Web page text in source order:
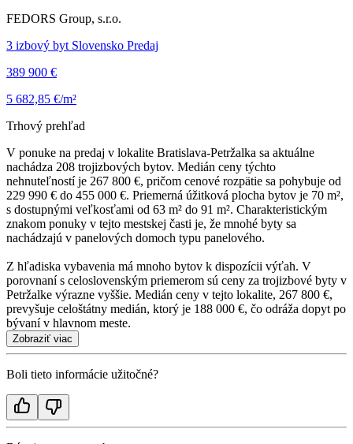
FEDORS Group, s.r.o.
3 izbový byt Slovensko Predaj
389 900 €
5 682,85 €/m²
Trhový prehľad
V ponuke na predaj v lokalite Bratislava-Petržalka sa aktuálne
nachádza 208 trojizbových bytov. Medián ceny týchto
nehnuteľností je 267 800 €, pričom cenové rozpätie sa pohybuje od
229 990 € do 455 000 €. Priemerná úžitková plocha bytov je 70 m²,
s dostupnými veľkosťami od 63 m² do 91 m². Charakteristickým
znakom ponuky v tejto mestskej časti je, že mnohé byty sa
nachádzajú v panelových domoch typu panelového.
Z hľadiska vybavenia má mnoho bytov k dispozícii výťah. V
porovnaní s celoslovenským priemerom sú ceny za trojizbové byty v
Petržalke výrazne vyššie. Medián ceny v tejto lokalite, 267 800 €,
prevyšuje celoštátny medián, ktorý je 188 000 €, čo odráža dopyt po
bývaní v hlavnom meste.
Zobraziť viac
Boli tieto informácie užitočné?